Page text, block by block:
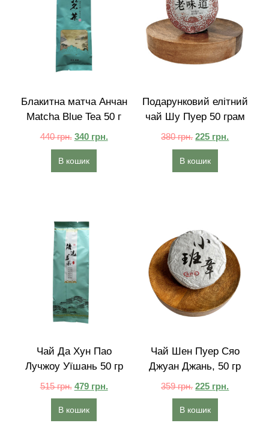
Блакитна матча Анчан
Matcha Blue Tea 50 г
440грн. 340 грн.
В кошик
Подарунковий елітний
чай Шу Пуер 50 грам
380грн. 225 грн.
В кошик
Чай Да Хун Пао
Лучжоу Уїшань 50 гр
515грн. 479 грн.
В кошик
Чай Шен Пуер Сяо
Джуан Джань, 50 гр
359грн. 225 грн.
В кошик